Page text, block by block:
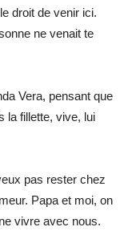
droit de venir ici.
ne venait te
Vera, pensant que
la fillette, vive, lui
pas rester chez
Papa et moi, on
vivre avec nous.